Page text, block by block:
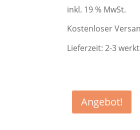
war:
1.380,00 €
inkl. 19 % MwSt.
Kostenloser
Lieferzeit:2-3
Angebot!